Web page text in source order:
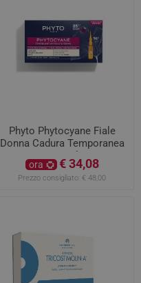
Phyto Phytocyane Fiale
Donna Cadura Temporanea
12x5ml
ora € 34,08
Prezzo consigliato: € 48,00